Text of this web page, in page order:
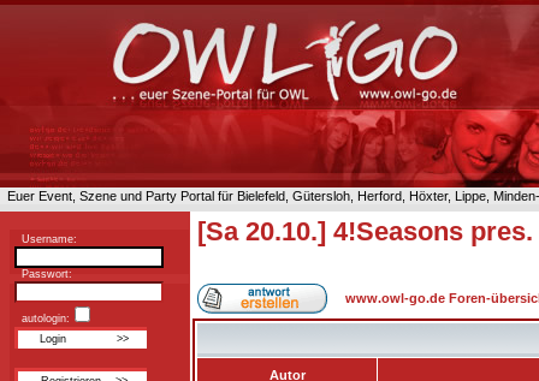
Euer Event, Szene und Party Portal für Bielefeld, Gütersloh, Herford, Höxter, Lippe,
Username:
Passwort:
autologin:
[Sa 20.10.] 4!Seasons
www.owl-go.de Foren-
Autor